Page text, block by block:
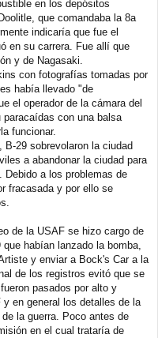
en los depósitos
que comandaba la 8a
indicaría que fue el
en su carrera. Fue allí que
y de Nagasaki.
con fotografías tomadas por
había llevado "de
el operador de la cámara del
con una balsa
funcionar.
29 sobrevolaron la ciudad
a abandonar la ciudad para
a los problemas de
fracasada y por ello se
de la USAF se hizo cargo de
habían lanzado la bomba,
y enviar a Bock's Car a la
de los registros evitó que se
pasados por alto y
en general los detalles de la
la guerra. Poco antes de
en el cual trataría de